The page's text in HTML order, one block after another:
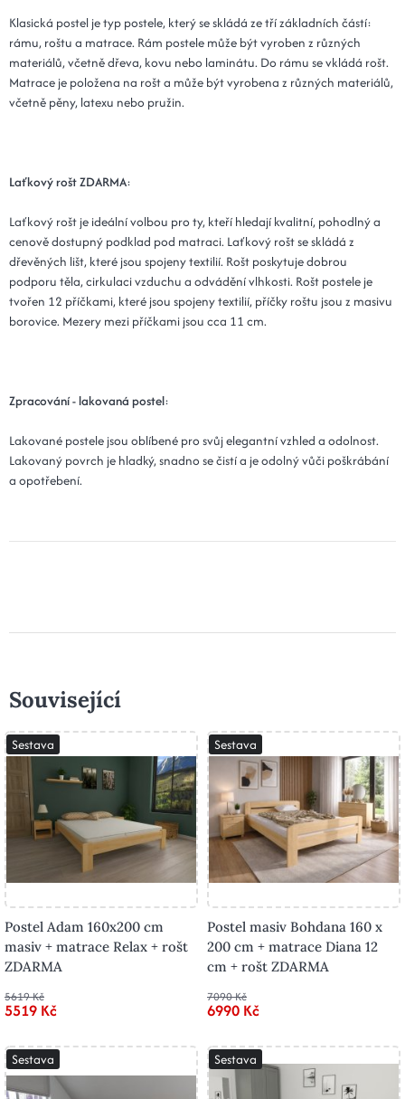
Klasická postel je typ postele, který se skládá ze tří základních částí:
rámu, roštu a matrace. Rám postele může být vyroben z různých
materiálů, včetně dřeva, kovu nebo laminátu. Do rámu se vkládá rošt.
Matrace je položena na rošt a může být vyrobena z různých materiálů,
včetně pěny, latexu nebo pružin.
Laťkový rošt ZDARMA:
Laťkový rošt je ideální volbou pro ty, kteří hledají kvalitní, pohodlný a
cenově dostupný podklad pod matraci. Laťkový rošt se skládá z
dřevěných lišt, které jsou spojeny textilií. Rošt poskytuje dobrou
podporu těla, cirkulaci vzduchu a odvádění vlhkosti. Rošt postele je
tvořen 12 příčkami, které jsou spojeny textilií, příčky roštu jsou z masivu
borovice. Mezery mezi příčkami jsou cca 11 cm.
Zpracování - lakovaná postel:
Lakované postele jsou oblíbené pro svůj elegantní vzhled a odolnost.
Lakovaný povrch je hladký, snadno se čistí a je odolný vůči poškrábání
a opotřebení.
Související
Sestava
Postel Adam 160x200 cm
masiv + matrace Relax + rošt
ZDARMA
5619 Kč
5519 Kč
Sestava
Postel masiv Bohdana 160 x
200 cm + matrace Diana 12
cm + rošt ZDARMA
7090 Kč
6990 Kč
Sestava Sestava